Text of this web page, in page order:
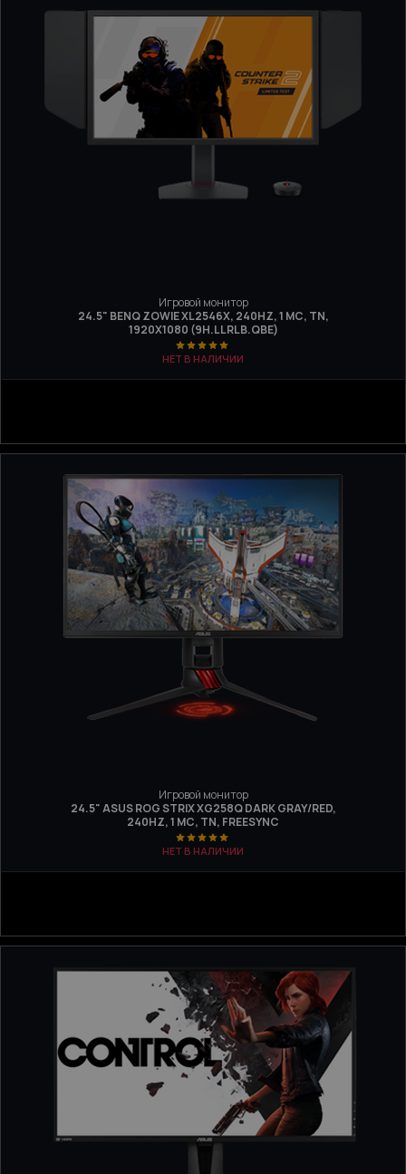
Игровой монитор
24.5" BENQ ZOWIE XL2546X, 240HZ, 1 МС, TN,
1920Х1080 (9H.LLRLB.QBE)
НЕТ В НАЛИЧИИ
Игровой монитор
24.5" ASUS ROG STRIX XG258Q DARK GRAY/RED,
240HZ, 1 МС, TN, FREESYNC
НЕТ В НАЛИЧИИ